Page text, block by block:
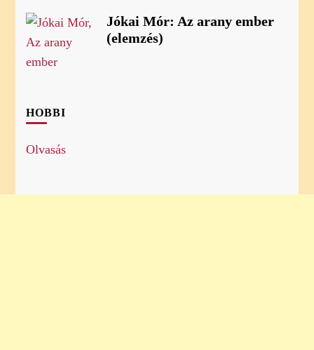
Jókai Mór: Az arany ember
(elemzés)
HOBBI
Olvasás